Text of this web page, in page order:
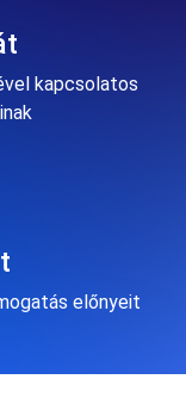
kapcsolatos
előnyeit